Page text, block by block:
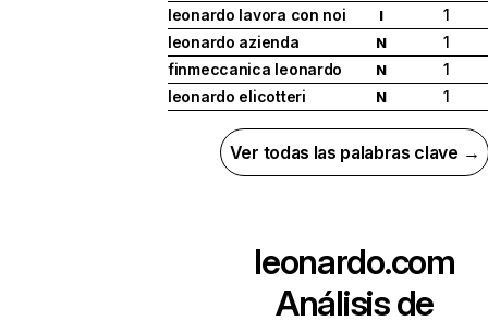
leonardo lavora con noi
I
1
leonardo azienda
N
1
finmeccanica leonardo
N
1
leonardo elicotteri
N 1
Ver todas las palabras clave →
leonardo.com
Análisis de